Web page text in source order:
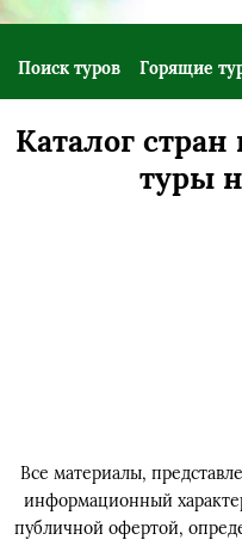
Поиск туров Горящие
Каталог
туры
Все материалы,
информационный
публичной офертой,